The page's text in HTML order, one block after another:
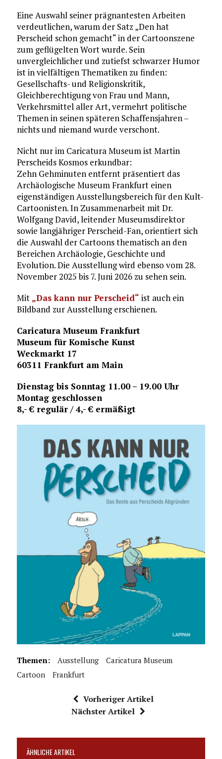
Eine Auswahl seiner prägnantesten Arbeiten
verdeutlichen, warum der Satz „Den hat
Perscheid schon gemacht“ in der Cartoonszene
zum geflügelten Wort wurde. Sein
unvergleichlicher und zutiefst schwarzer Humor
ist in vielfältigen Thematiken zu finden:
Gesellschafts- und Religionskritik,
Gleichberechtigung von Frau und Mann,
Verkehrsmittel aller Art, vermehrt politische
Themen in seinen späteren Schaffensjahren –
nichts und niemand wurde verschont.
Nicht nur im Caricatura Museum ist Martin
Perscheids Kosmos erkundbar:
Zehn Gehminuten entfernt präsentiert das
Archäologische Museum Frankfurt einen
eigenständigen Ausstellungsbereich für den Kult-
Cartoonisten. In Zusammenarbeit mit Dr.
Wolfgang David, leitender Museumsdirektor
sowie langjähriger Perscheid-Fan, orientiert sich
die Auswahl der Cartoons thematisch an den
Bereichen Archäologie, Geschichte und
Evolution. Die Ausstellung wird ebenso vom 28.
November 2025 bis 7. Juni 2026 zu sehen sein.
Mit „Das kann nur Perscheid“ ist auch ein
Bildband zur Ausstellung erschienen.
Caricatura Museum Frankfurt
Museum für Komische Kunst
Weckmarkt 17
60311 Frankfurt am Main
Dienstag bis Sonntag 11.00 – 19.00 Uhr
Montag geschlossen
8,- € regulär / 4,- € ermäßigt
Themen: Ausstellung
Caricatura Museum
Cartoon
Frankfurt
Vorheriger Artikel
Nächster Artikel
ÄHNLICHE ARTIKEL